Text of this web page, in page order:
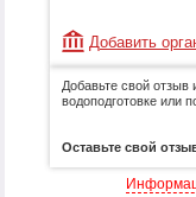
Добавить
Добавьте свой отзыв
водоподготовке или
Оставьте свой